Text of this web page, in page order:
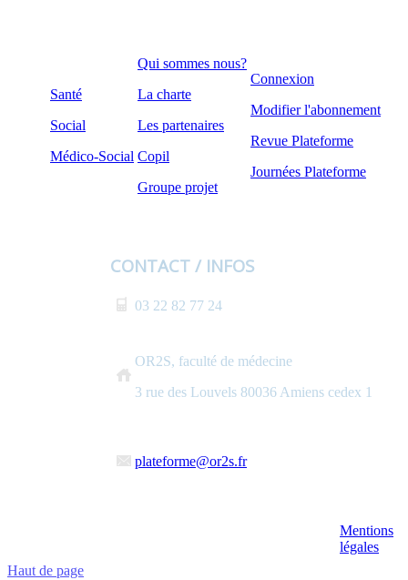
Santé
Social
Médico-Social
Qui sommes nous?
La charte
Les partenaires
Copil
Groupe projet
Connexion
Modifier l'abonnement
Revue Plateforme
Journées Plateforme
CONTACT / INFOS
03 22 82 77 24
OR2S, faculté de médecine
3 rue des Louvels 80036 Amiens cedex 1
plateforme@or2s.fr
Mentions
légales
Haut de page